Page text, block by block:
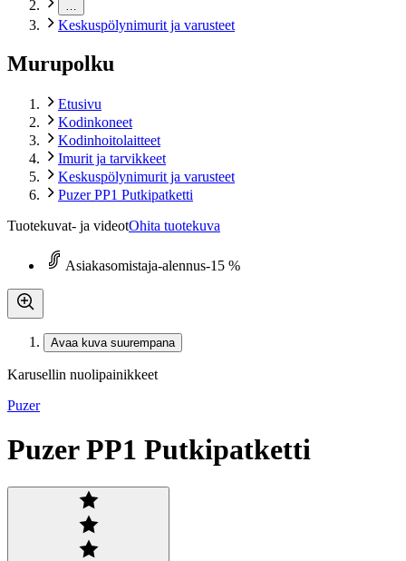
Keskuspölynimurit ja varusteet
Murupolku
Etusivu
Kodinkoneet
Kodinhoitolaitteet
Imurit ja tarvikkeet
Keskuspölynimurit ja varusteet
Puzer PP1 Putkipatketti
Tuotekuvat- ja videotOhita tuotekuva
Asiakasomistaja-alennus-15 %
Avaa kuva suurempana
Karusellin nuolipainikkeet
Puzer
Puzer PP1 Putkipatketti